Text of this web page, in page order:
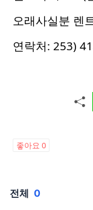
오래사실분 렌
연락처: 253)
좋아요 0
전체 0